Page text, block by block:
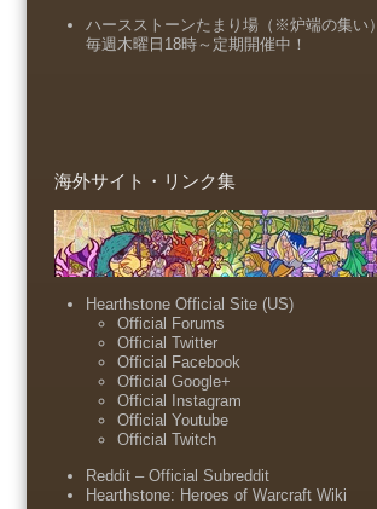
ハースストーンたまり場（※炉端の集い）
毎週木曜日18時～定期開催中！
海外サイト・リンク集
Hearthstone Official Site (US)
Official Forums
Official Twitter
Official Facebook
Official Google+
Official Instagram
Official Youtube
Official Twitch
Reddit – Official Subreddit
Hearthstone: Heroes of Warcraft Wiki